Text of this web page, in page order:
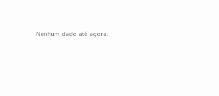
Nenhum dado até agora.